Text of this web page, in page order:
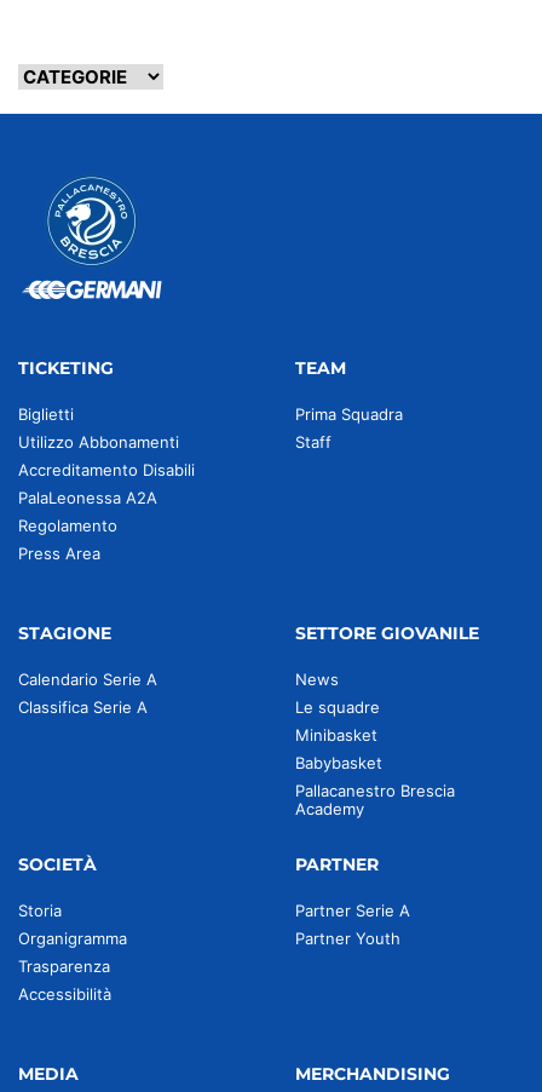
TICKETING
Biglietti
Utilizzo Abbonamenti
Accreditamento Disabili
PalaLeonessa A2A
Regolamento
Press Area
TEAM
Prima Squadra
Staff
STAGIONE
Calendario Serie A
Classifica Serie A
SETTORE GIOVANILE
News
Le squadre
Minibasket
Babybasket
Pallacanestro Brescia
Academy
SOCIETÀ
Storia
Organigramma
Trasparenza
Accessibilità
PARTNER
Partner Serie A
Partner Youth
MEDIA MERCHANDISING